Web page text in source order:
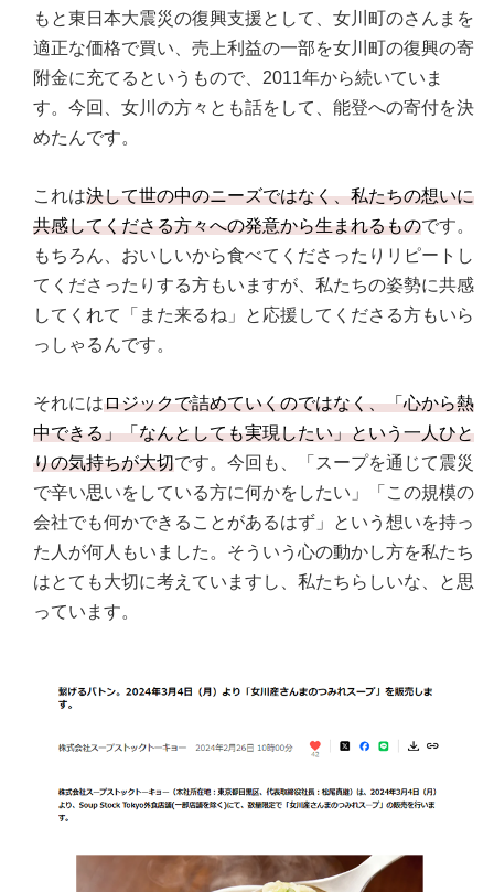
もと東日本大震災の復興支援として、女川町のさんまを
適正な価格で買い、売上利益の一部を女川町の復興の寄
附金に充てるというもので、2011年から続いていま
す。今回、女川の方々とも話をして、能登への寄付を決
めたんです。
これは決して世の中のニーズではなく、私たちの想いに
共感してくださる方々への発意から生まれるものです。
もちろん、おいしいから食べてくださったりリピートし
てくださったりする方もいますが、私たちの姿勢に共感
してくれて「また来るね」と応援してくださる方もいら
っしゃるんです。
それにはロジックで詰めていくのではなく、「心から熱
中できる」「なんとしても実現したい」という一人ひと
りの気持ちが大切です。今回も、「スープを通じて震災
で辛い思いをしている方に何かをしたい」「この規模の
会社でも何かできることがあるはず」という想いを持っ
た人が何人もいました。そういう心の動かし方を私たち
はとても大切に考えていますし、私たちらしいな、と思
っています。